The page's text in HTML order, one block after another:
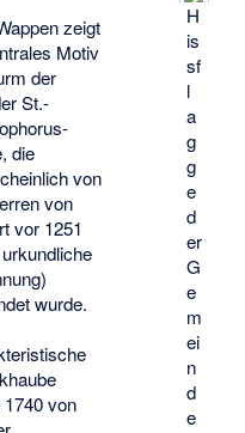
H
is
sf
l
a
g
g
e
d
er
G
e
m
ei
n
d
e
zeigt
Motiv
der
St.-
die
von
von
vor 1251
wurde.
von